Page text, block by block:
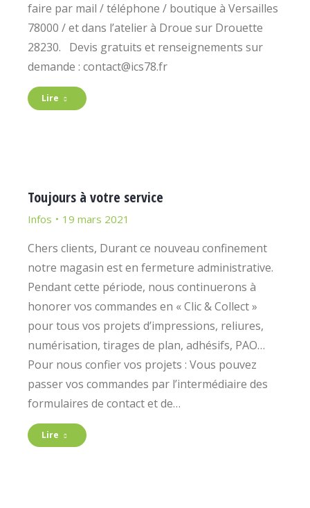
faire par mail / téléphone / boutique à Versailles
78000 / et dans l’atelier à Droue sur Drouette
28230. Devis gratuits et renseignements sur
demande : contact@ics78.fr
Lire
Toujours à votre service
Infos 19 mars 2021
Chers clients, Durant ce nouveau confinement
notre magasin est en fermeture administrative.
Pendant cette période, nous continuerons à
honorer vos commandes en « Clic & Collect »
pour tous vos projets d’impressions, reliures,
numérisation, tirages de plan, adhésifs, PAO…
Pour nous confier vos projets : Vous pouvez
passer vos commandes par l’intermédiaire des
formulaires de contact et de…
Lire